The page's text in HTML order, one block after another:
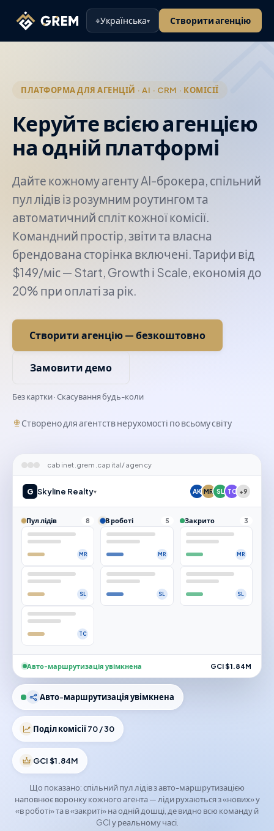
⌖Українська▾ Створити агенцію
ПЛАТФОРМА ДЛЯ АГЕНЦІЙ · AI · CRM · КОМІСІЇ
Керуйте всією агенцією
на одній платформі
Дайте кожному агенту AI-брокера, спільний
пул лідів із розумним роутингом та
автоматичний спліт кожної комісії.
Командний простір, звіти та власна
брендована сторінка включені. Тарифи від
$149/міс — Start, Growth і Scale, економія до
20% при оплаті за рік.
Створити агенцію — безкоштовно
Замовити демо
Без картки · Скасування будь-коли
Створено для агентств нерухомості по всьому світу
cabinet.grem.capital/agency
G Skyline Realty▾ AK MR SL TC +9
Пул лідів 8
MR
SL
TC
В роботі 5
MR
SL
Закрито 3
MR
SL
Авто-маршрутизація увімкнена GCI $1.84M
Авто-маршрутизація увімкнена
Поділ комісії 70 / 30
GCI $1.84M
Що показано: спільний пул лідів з авто-маршрутизацією
наповнює воронку кожного агента — ліди рухаються з «нових» у
«в роботі» та в «закриті» на одній дошці, де видно всю команду й
GCI у реальному часі.